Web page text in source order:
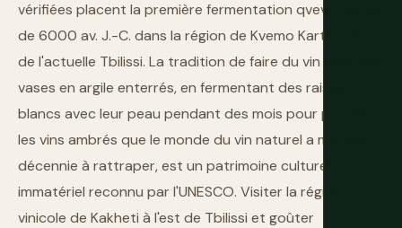
vérifiées placent la première fermentation qvevri autour
de 6000 av. J.-C. dans la région de Kvemo Kartli près
de l'actuelle Tbilissi. La tradition de faire du vin dans des
vases en argile enterrés, en fermentant des raisins
blancs avec leur peau pendant des mois pour produire
les vins ambrés que le monde du vin naturel a mis une
décennie à rattraper, est un patrimoine culturel
immatériel reconnu par l'UNESCO. Visiter la région
vinicole de Kakheti à l'est de Tbilissi et goûter